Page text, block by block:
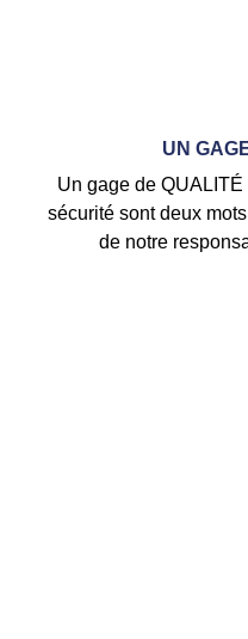
UN
Un gage de
sécurité sont deux
de notre